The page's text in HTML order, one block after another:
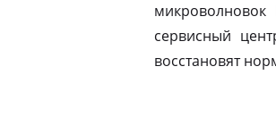
сервисный
восстановят